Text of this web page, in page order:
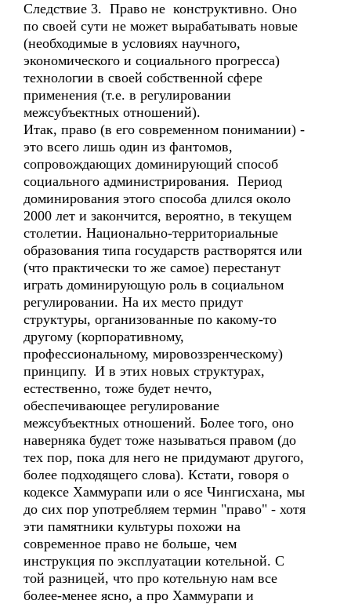
Следствие 3. Право не конструктивно. Оно
по своей сути не может вырабатывать новые
(необходимые в условиях научного,
экономического и социального прогресса)
технологии в своей собственной сфере
применения (т.е. в регулировании
межсубъектных отношений).
Итак, право (в его современном понимании) -
это всего лишь один из фантомов,
сопровождающих доминирующий способ
социального администрирования. Период
доминирования этого способа длился около
2000 лет и закончится, вероятно, в текущем
столетии. Национально-территориальные
образования типа государств растворятся или
(что практически то же самое) перестанут
играть доминирующую роль в социальном
регулировании. На их место придут
структуры, организованные по какому-то
другому (корпоративному,
профессиональному, мировоззренческому)
принципу. И в этих новых структурах,
естественно, тоже будет нечто,
обеспечивающее регулирование
межсубъектных отношений. Более того, оно
наверняка будет тоже называться правом (до
тех пор, пока для него не придумают другого,
более подходящего слова). Кстати, говоря о
кодексе Хаммурапи или о ясе Чингисхана, мы
до сих пор употребляем термин "право" - хотя
эти памятники культуры похожи на
современное право не больше, чем
инструкция по эксплуатации котельной. С
той разницей, что про котельную нам все
более-менее ясно, а про Хаммурапи и